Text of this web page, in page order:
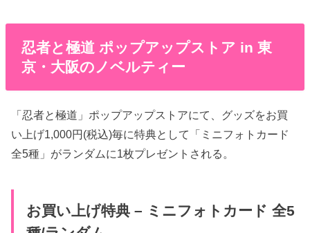
忍者と極道 ポップアップストア in 東
京・大阪のノベルティー
「忍者と極道」ポップアップストアにて、グッズをお買
い上げ1,000円(税込)毎に特典として「ミニフォトカード
全5種」がランダムに1枚プレゼントされる。
お買い上げ特典 – ミニフォトカード 全5